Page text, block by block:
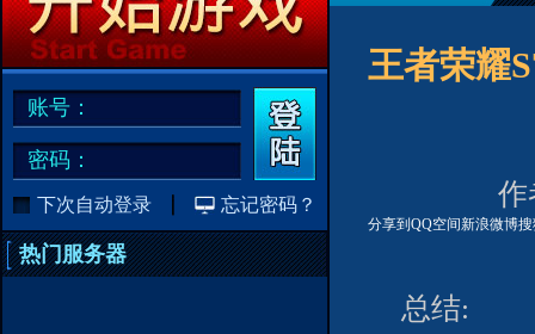
账号：
密码：
下次自动登录 忘记密码？
热门服务器
王者荣耀
作
分享到 QQ空间新浪微博
总结: